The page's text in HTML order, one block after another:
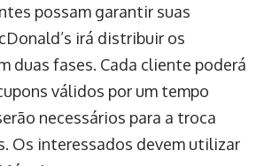
possam garantir suas
irá distribuir os
duas fases. Cada cliente poderá
válidos por um tempo
necessários para a troca
Os interessados devem utilizar